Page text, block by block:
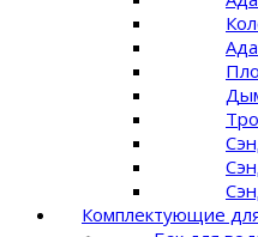
Комплектующие